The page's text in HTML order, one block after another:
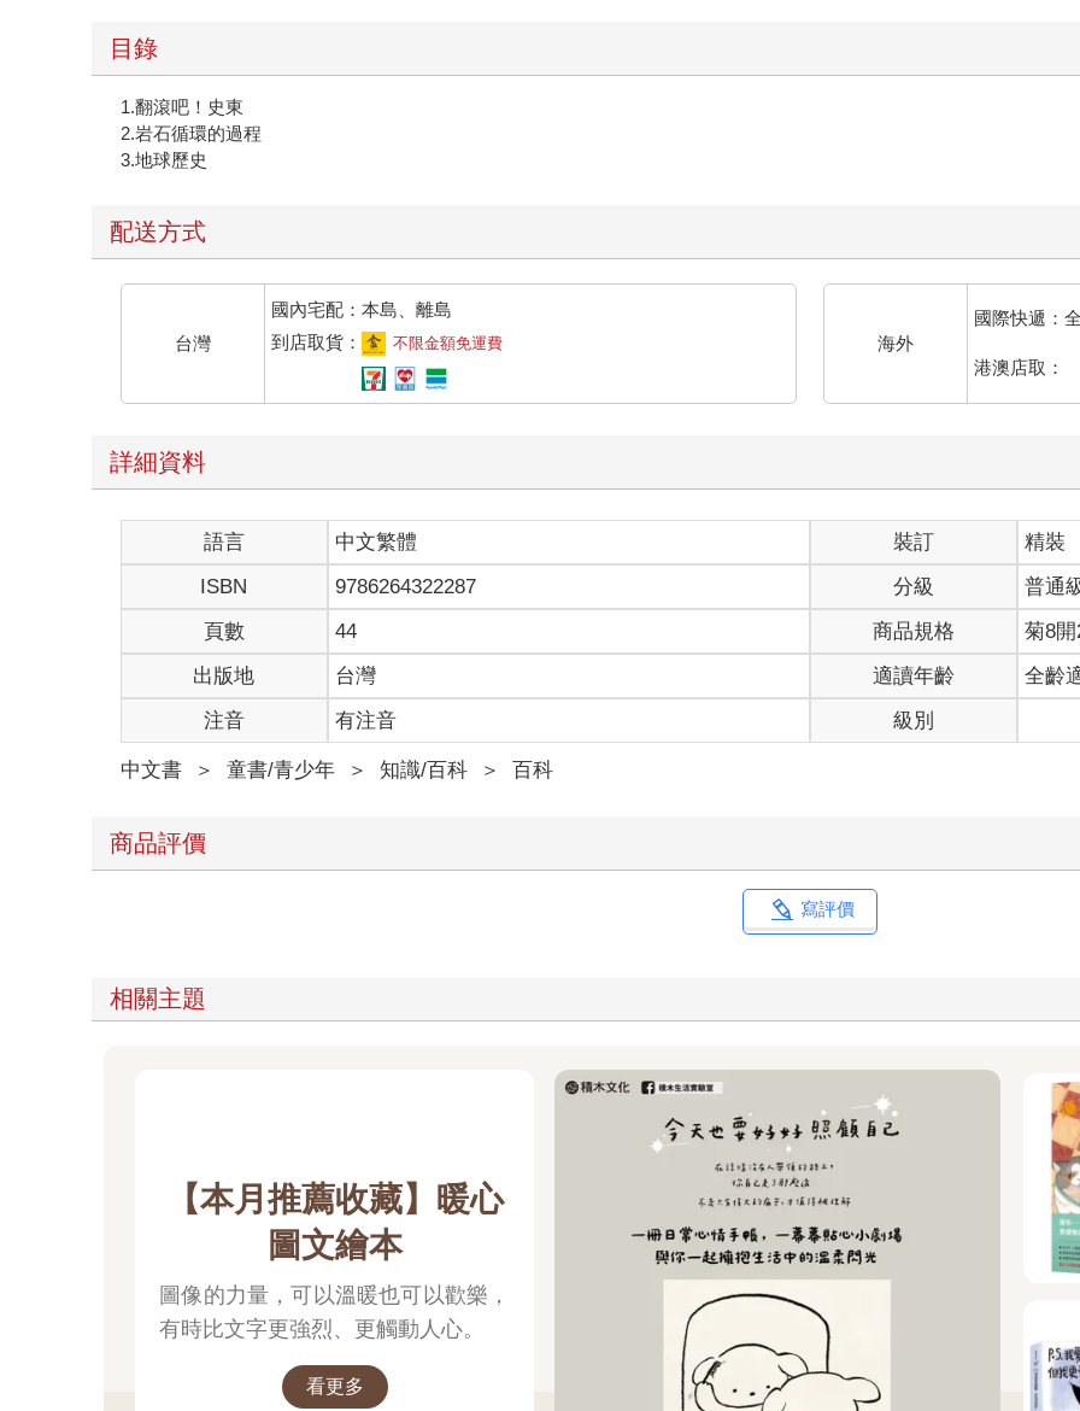
目錄
1.翻滾吧！史東
2.岩石循環的過程
3.地球歷史
配送方式
台灣
國內宅配：本島、離島
到店取貨：
不限金額免運費 海外
國際快遞：
港澳店取：
詳細資料
語言 中文繁體 裝訂
精裝
ISBN
9786264322287 分級
普通
頁數
44 商品規格
菊8
出版地
台灣 適讀年齡
全齡
注音
有注音 級別
中文書 ＞ 童書/青少年 ＞ 知識/百科 ＞ 百科
商品評價
寫評價
相關主題
【本月推薦收藏】暖心
圖文繪本
圖像的力量，可以溫暖也可以歡樂，
有時比文字更強烈、更觸動人心。
看更多